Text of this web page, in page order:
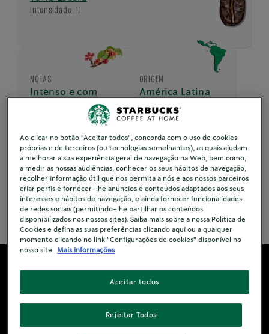
Intensidade : 11
NOTAS
Intenso e com
caramelizadas
ORIGEM
América Latina
TAMANHO DA BEBIDA
30ml
Ao clicar no botão "Aceitar todos", concorda com o uso de cookies
próprias e de terceiros (ou tecnologias semelhantes), as quais ajudam
a melhorar a sua experiência geral de navegação na Web, bem como,
a medir as nossas audiências, conhecer os seus hábitos de navegação,
recolher informação útil que nos permita a nós e aos nossos parceiros
criar perfis e fornecer-lhe anúncios e conteúdos adaptados aos seus
interesses e hábitos de navegação, e ainda fornecer funcionalidades
de redes sociais (permitindo-lhe partilhar os conteúdos
disponibilizados nos nossos sites). Saiba mais sobre a nossa Política de
Cookies e defina as suas preferências clicando aqui ou a qualquer
momento clicando no link "Configurações de cookies" disponível no
nosso site.
Mais informações
Rejeitar Todos
Aceitar todos